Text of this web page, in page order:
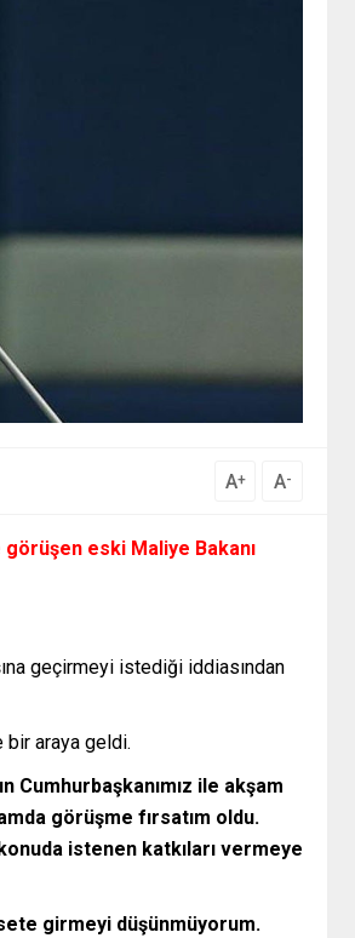
A+ A-
eski Maliye Bakanı
geçirmeyi istediği iddiasından
bir araya geldi.
Cumhurbaşkanımız ile akşam
görüşme fırsatım oldu.
istenen katkıları vermeye
girmeyi düşünmüyorum.